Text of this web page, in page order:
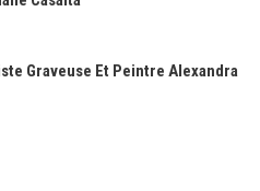
Graveuse Et Peintre Alexandra